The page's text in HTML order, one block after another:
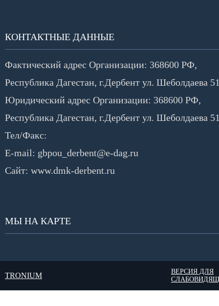
КОНТАКТНЫЕ ДАННЫЕ
Фактический адрес Организации: 368600 РФ,
Республика Дагестан, г.Дербент ул. Шеболдаева
Юридический адрес Организации: 368600 РФ,
Республика Дагестан, г.Дербент ул. Шеболдаева
Тел/Факс:
E-mail: gbpou_derbent@e-dag.ru
Сайт: www.dmk-derbent.ru
МЫ НА КАРТЕ
TRONIUM
ВЕРСИЯ ДЛЯ